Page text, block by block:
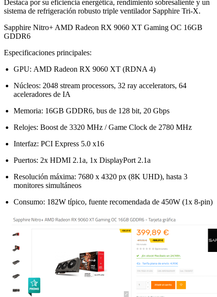
Destaca por su eficiencia energética, rendimiento sobresaliente y un
sistema de refrigeración robusto triple ventilador Sapphire Tri-X.
Sapphire Nitro+ AMD Radeon RX 9060 XT Gaming OC 16GB
GDDR6
Especificaciones principales:
GPU: AMD Radeon RX 9060 XT (RDNA 4)
Núcleos: 2048 stream processors, 32 ray accelerators, 64
aceleradores de IA
Memoria: 16GB GDDR6, bus de 128 bit, 20 Gbps
Relojes: Boost de 3320 MHz / Game Clock de 2780 MHz
Interfaz: PCI Express 5.0 x16
Puertos: 2x HDMI 2.1a, 1x DisplayPort 2.1a
Resolución máxima: 7680 x 4320 px (8K UHD), hasta 3
monitores simultáneos
Consumo: 182W típico, fuente recomendada de 450W (1x 8-pin)